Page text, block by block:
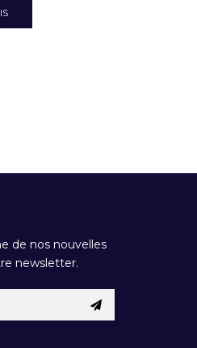
de nos nouvelles
newsletter.